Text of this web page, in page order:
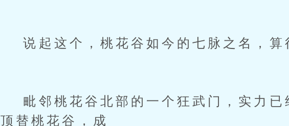
说起这个，桃花谷如今的七脉之名，算
毗邻桃花谷北部的一个狂武门，实力已
顶替桃花谷，成